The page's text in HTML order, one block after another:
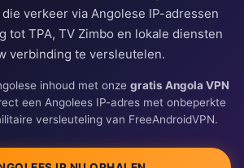
verkeer via Angolese IP-adressen
tot TPA, TV Zimbo en lokale diensten
verbinding te versleutelen.
inhoud met onze gratis Angola VPN
een Angolees IP-adres met onbeperkte
versleuteling van FreeAndroidVPN.